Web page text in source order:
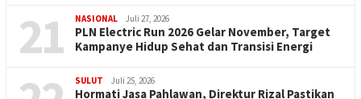
21 NASIONAL Juli 27, 2026
PLN Electric Run 2026 Gelar November, Target
Kampanye Hidup Sehat dan Transisi Energi
SULUT Juli 25, 2026
Hormati Jasa Pahlawan, Direktur Rizal Pastikan